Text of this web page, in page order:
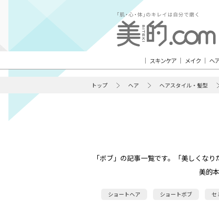
スキンケア メイク ヘ
トップ ヘア ヘアスタイル・髪型
「ボブ」の記事一覧です。「美しくな
美的
ショートヘア ショートボブ セ